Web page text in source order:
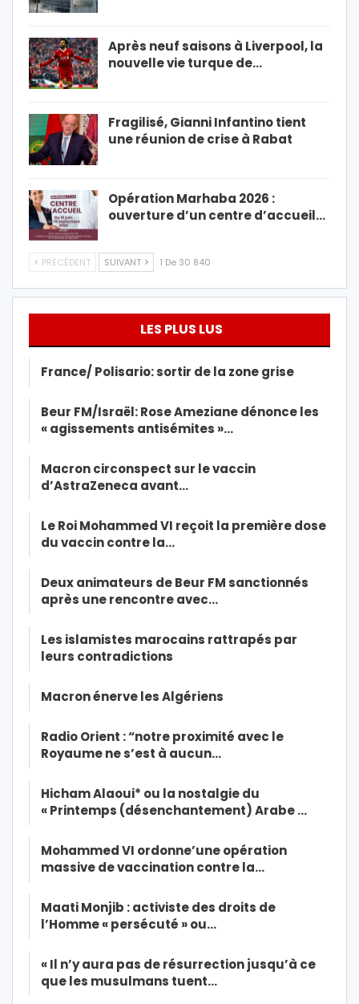
Après neuf saisons à Liverpool, la
nouvelle vie turque de…
Fragilisé, Gianni Infantino tient
une réunion de crise à Rabat
Opération Marhaba 2026 :
ouverture d’un centre d’accueil…
PRÉCÉDENT SUIVANT 1 De 30 840
LES PLUS LUS
France/ Polisario: sortir de la zone grise
Beur FM/Israël: Rose Ameziane dénonce les
« agissements antisémites »…
Macron circonspect sur le vaccin
d’AstraZeneca avant…
Le Roi Mohammed VI reçoit la première dose
du vaccin contre la…
Deux animateurs de Beur FM sanctionnés
après une rencontre avec…
Les islamistes marocains rattrapés par
leurs contradictions
Macron énerve les Algériens
Radio Orient : “notre proximité avec le
Royaume ne s’est à aucun…
Hicham Alaoui* ou la nostalgie du
« Printemps (désenchantement) Arabe …
Mohammed VI ordonne’une opération
massive de vaccination contre la…
Maati Monjib : activiste des droits de
l’Homme « persécuté » ou…
« Il n’y aura pas de résurrection jusqu’à ce
que les musulmans tuent…